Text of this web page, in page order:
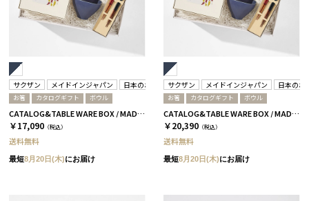
サクザン メイドインジャパン 日本のおいしい食べ物 箸蔵まつかん
お箸 カタログギフト ボウル
CATALOG&TABLE WARE BOX / MADE IN JAPAN / ネイビー&ホワイト / 全5種 C MJ10＋藍
￥17,090 （税込）
送料無料
最短8月20日(木)にお届け
サクザン メイドインジャパン 日本のお
お箸 カタログギフト ボウル
CATALOG&TABLE WARE BOX / MADE IN JAPAN / ネイビー&ホワイト / 全5種 C MJ14＋逢
￥20,390 （税込）
送料無料
最短8月20日(木)にお届け